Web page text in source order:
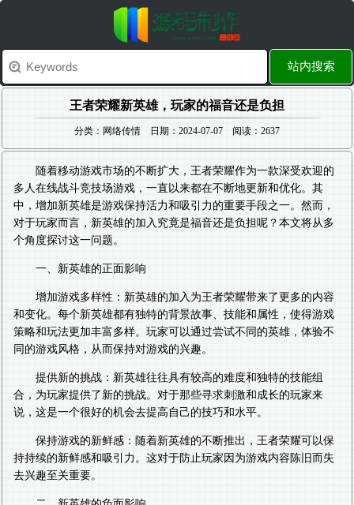
站内搜索
王者荣耀新英雄，玩家的福音还是负担
分类：网络传情 日期：2024-07-07 阅读：2637
随着移动游戏市场的不断扩大，王者荣耀作为一款深受欢迎的
多人在线战斗竞技场游戏，一直以来都在不断地更新和优化。其
中，增加新英雄是游戏保持活力和吸引力的重要手段之一。然而，
对于玩家而言，新英雄的加入究竟是福音还是负担呢？本文将从多
个角度探讨这一问题。
一、新英雄的正面影响
增加游戏多样性：新英雄的加入为王者荣耀带来了更多的内容
和变化。每个新英雄都有独特的背景故事、技能和属性，使得游戏
策略和玩法更加丰富多样。玩家可以通过尝试不同的英雄，体验不
同的游戏风格，从而保持对游戏的兴趣。
提供新的挑战：新英雄往往具有较高的难度和独特的技能组
合，为玩家提供了新的挑战。对于那些寻求刺激和成长的玩家来
说，这是一个很好的机会去提高自己的技巧和水平。
保持游戏的新鲜感：随着新英雄的不断推出，王者荣耀可以保
持持续的新鲜感和吸引力。这对于防止玩家因为游戏内容陈旧而失
去兴趣至关重要。